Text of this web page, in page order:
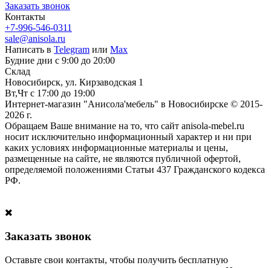
Заказать звонок
Контакты
+7-996-546-0311
sale@anisola.ru
Написать в Telegram или Max
Будние дни с 9:00 до 20:00
Склад
Новосибирск, ул. Кирзаводская 1
Вт,Чт с 17:00 до 19:00
Интернет-магазин "Анисола'мебель" в Новосибирске © 2015-
2026 г.
Обращаем Ваше внимание на то, что сайт anisola-mebel.ru
носит исключительно информационный характер и ни при
каких условиях информационные материалы и цены,
размещенные на сайте, не являются публичной офертой,
определяемой положениями Статьи 437 Гражданского кодекса
РФ.
Заказать звонок
Оставьте свои контакты, чтобы получить бесплатную